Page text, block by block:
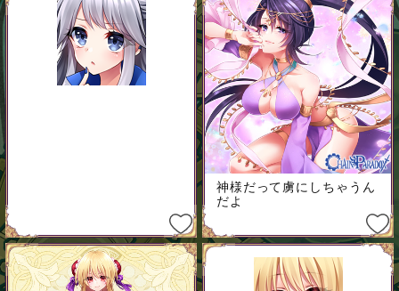
神様だって虜にしちゃうん
だよ